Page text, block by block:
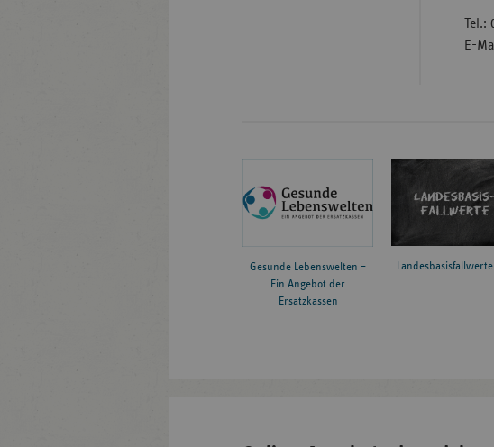
Tel.:
E-
Gesunde Lebenswelten –
Ein Angebot der
Ersatzkassen
Landesbasisfallwerte